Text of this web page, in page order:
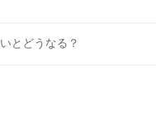
とどうなる？